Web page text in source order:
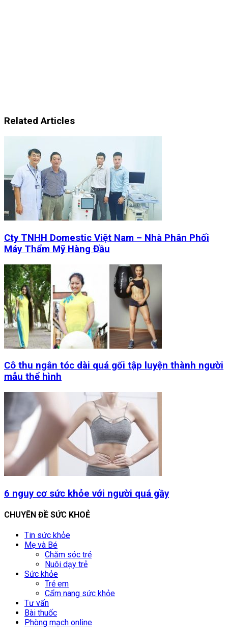
Related Articles
Cty TNHH Domestic Việt Nam – Nhà Phân Phối
Máy Thẩm Mỹ Hàng Đầu
Cô thu ngân tóc dài quá gối tập luyện thành người
mẫu thể hình
6 nguy cơ sức khỏe với người quá gầy
CHUYÊN ĐỀ SỨC KHOẺ
Tin sức khỏe
Mẹ và Bé
Chăm sóc trẻ
Nuôi dạy trẻ
Sức khỏe
Trẻ em
Cẩm nang sức khỏe
Tư vấn
Bài thuốc
Phòng mạch online